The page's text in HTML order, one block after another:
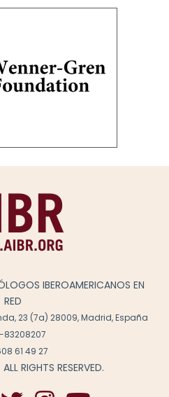
IBEROAMERICANOS EN
RED
23 (7a) 28009, Madrid, España
83208207
61 49 27
. ALL RIGHTS RESERVED.